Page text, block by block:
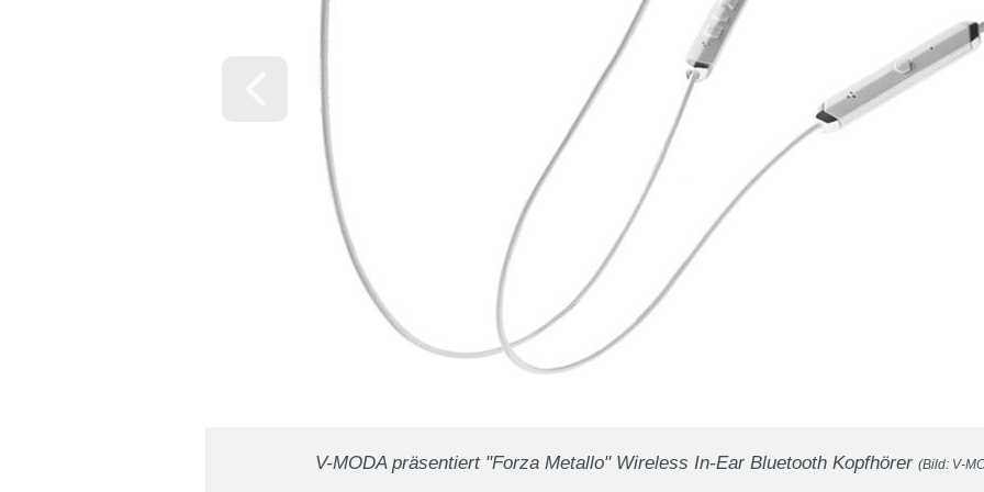
V-MODA präsentiert "Forza Metallo" Wireless In-Ear Bluetooth Kopfhörer (Bild: V-